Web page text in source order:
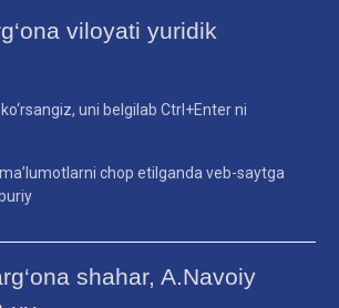
viloyati yuridik
uni belgilab Ctrl+Enter ni
chop etilganda veb-saytga
shahar, A.Navoiy